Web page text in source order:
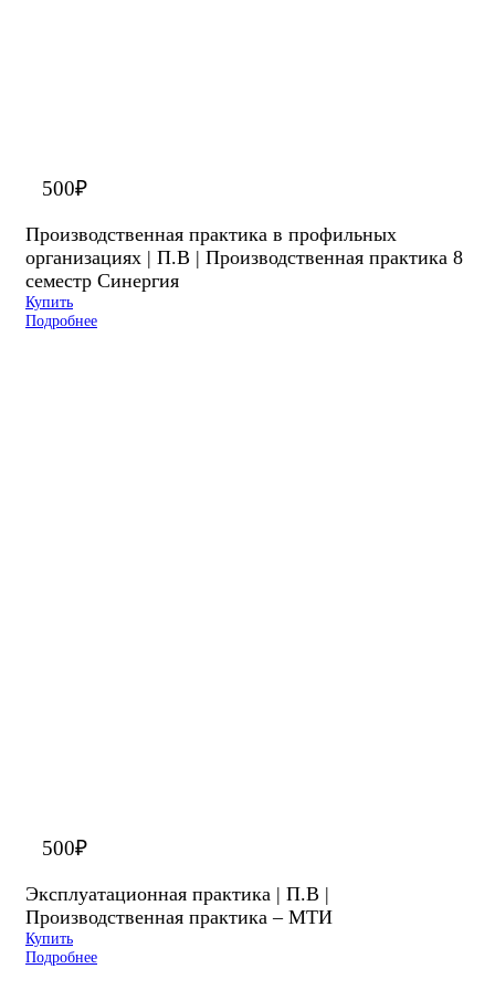
500₽
Производственная практика в профильных
организациях | П.В | Производственная практика 8
семестр Синергия
Купить
Подробнее
500₽
Эксплуатационная практика | П.В |
Производственная практика – МТИ
Купить
Подробнее